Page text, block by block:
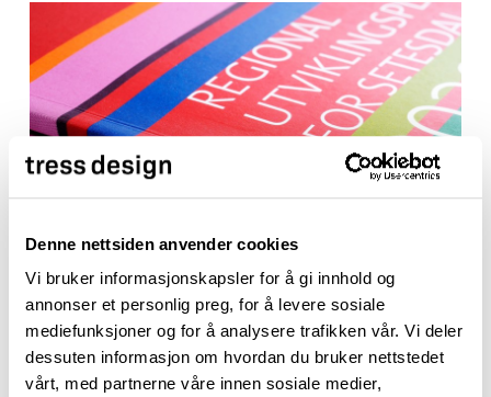
Denne nettsiden anvender cookies
Vi bruker informasjonskapsler for å gi innhold og
annonser et personlig preg, for å levere sosiale
mediefunksjoner og for å analysere trafikken vår. Vi deler
dessuten informasjon om hvordan du bruker nettstedet
vårt, med partnerne våre innen sosiale medier,
Visuell identitet
Setesdal interkommunalt politisk råd
(IPR)